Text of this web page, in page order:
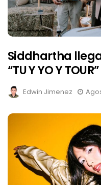
Siddhartha
“TU Y YO Y
Edwin Jimenez